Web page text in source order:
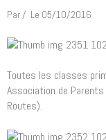
Par Le 05/10/2016
Toutes les classes
Association de
Routes).